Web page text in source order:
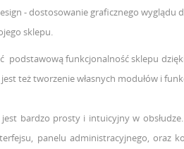
-dostosowanie graficznego wyglądu
sklepu.
podstawową funkcjonalność sklepu dzięki
też tworzenie własnych modułów i
bardzo prosty i intuicyjny w
panelu administracyjnego,